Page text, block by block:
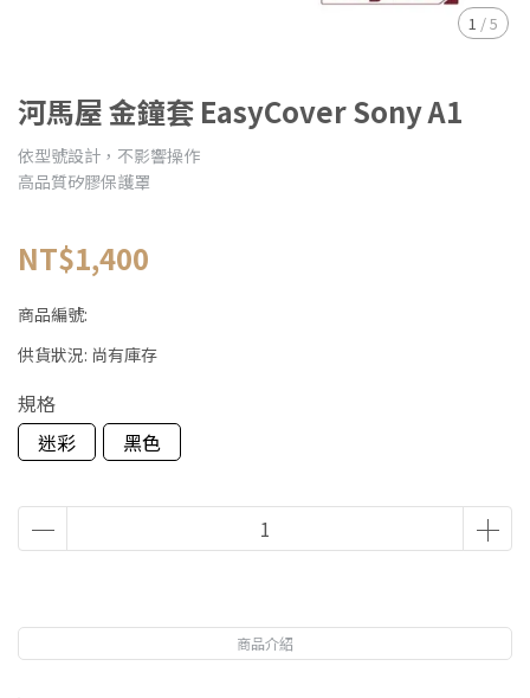
1 /5
河馬屋 金鐘套 EasyCover Sony A1
依型號設計，不影響操作
高品質矽膠保護罩
NT$1,400
商品編號:
供貨狀況: 尚有庫存
規格
迷彩
黑色
商品介紹